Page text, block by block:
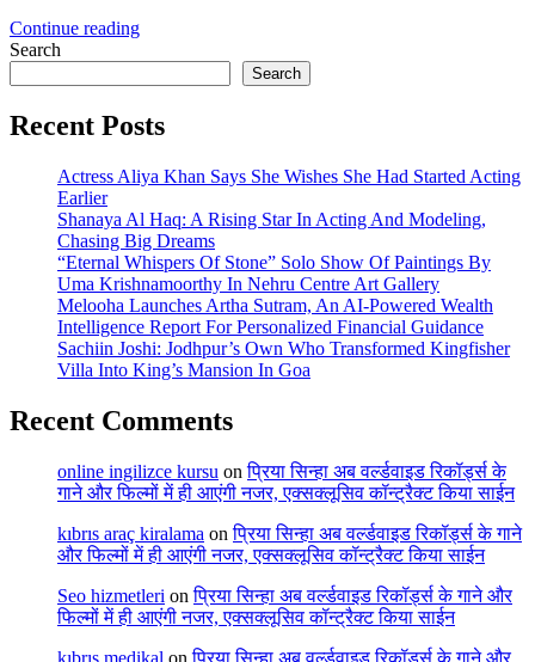
Continue reading
Search
Search
Recent Posts
Actress Aliya Khan Says She Wishes She Had Started Acting
Earlier
Shanaya Al Haq: A Rising Star In Acting And Modeling,
Chasing Big Dreams
“Eternal Whispers Of Stone” Solo Show Of Paintings By
Uma Krishnamoorthy In Nehru Centre Art Gallery
Melooha Launches Artha Sutram, An AI-Powered Wealth
Intelligence Report For Personalized Financial Guidance
Sachiin Joshi: Jodhpur’s Own Who Transformed Kingfisher
Villa Into King’s Mansion In Goa
Recent Comments
online ingilizce kursu onप्रिया सिन्हा अब वर्ल्डवाइड रिकॉर्ड्स के
गाने और फिल्मों में ही आएंगी नजर, एक्सक्लूसिव कॉन्ट्रैक्ट किया साईन
kıbrıs araç kiralama onप्रिया सिन्हा अब वर्ल्डवाइड रिकॉर्ड्स के गाने
और फिल्मों में ही आएंगी नजर, एक्सक्लूसिव कॉन्ट्रैक्ट किया साईन
Seo hizmetleri onप्रिया सिन्हा अब वर्ल्डवाइड रिकॉर्ड्स के गाने और
फिल्मों में ही आएंगी नजर, एक्सक्लूसिव कॉन्ट्रैक्ट किया साईन
kıbrıs medikal onप्रिया सिन्हा अब वर्ल्डवाइड रिकॉर्ड्स के गाने और